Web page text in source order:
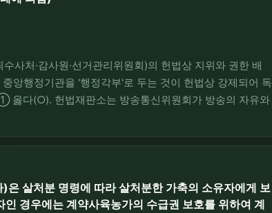
사처·감사원·선거관리위원회)의 헌법상 지위와 권한 배
행정기관을 '행정각부'로 두는 것이 헌법상 강제되어 독
다(○). 헌법재판소는 방송통신위원회가 방송의 자유와
, 방송통신위원회 위원장에 대한 탄핵심판은 위헌·위법
유 및 언론의 자유 …
은 살처분 명령에 따라 살처분한 가축의 소유자에게 보
경우에는 계약사육농가의 수급권 보호를 위하여 계